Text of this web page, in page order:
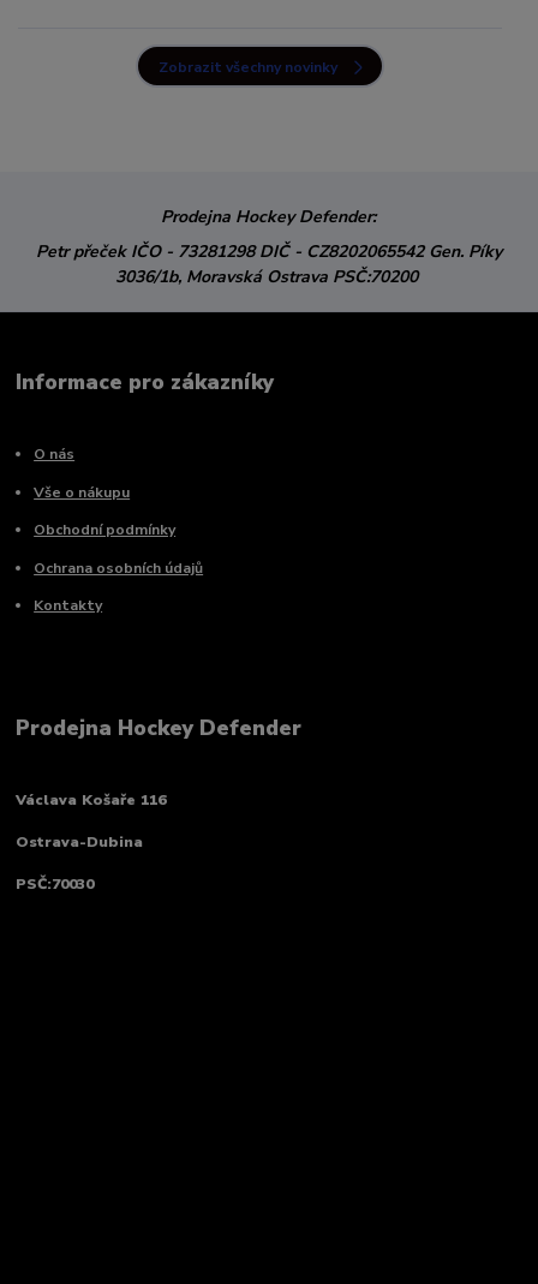
Zobrazit všechny novinky
Prodejna Hockey Defender:
Petr přeček IČO - 73281298DIČ - CZ8202065542 Gen. Píky
3036/1b, Moravská Ostrava PSČ:70200
Informace pro zákazníky
O nás
Vše o nákupu
Obchodní podmínky
Ochrana osobních údajů
Kontakty
Prodejna Hockey Defender
Václava Košaře 116
Ostrava-Dubina
PSČ:70030